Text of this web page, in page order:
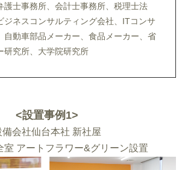
護士事務所、会計士事務所、税理士法
ジネスコンサルティング会社、ITコンサ
自動車部品メーカー、食品メーカー、省
研究所、大学院研究所
<設置事例1>
備会社仙台本社 新社屋
室 アートフラワー&グリーン設置